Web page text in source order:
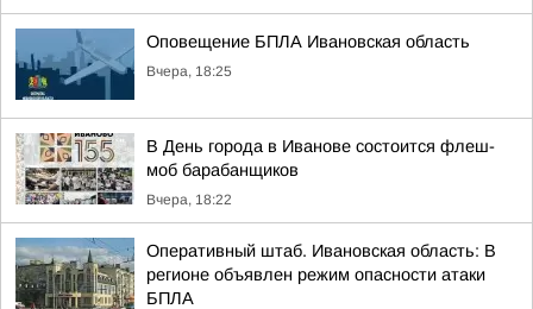
Оповещение БПЛА Ивановская область
Вчера, 18:25
В День города в Иванове состоится флеш-
моб барабанщиков
Вчера, 18:22
Оперативный штаб. Ивановская область: В
регионе объявлен режим опасности атаки
БПЛА